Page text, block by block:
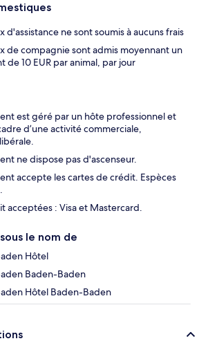
d'assistance ne sont soumis à aucuns frais
de compagnie sont admis moyennant un
de 10 EUR par animal, par jour
est géré par un hôte professionnel et
d’une activité commerciale,
ne dispose pas d'ascenseur.
accepte les cartes de crédit. Espèces
acceptées : Visa et Mastercard.
le nom de
Hôtel
Baden-Baden
Hôtel Baden-Baden